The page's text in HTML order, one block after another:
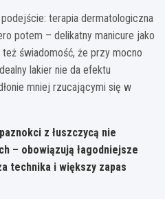
terapia dermatologiczna
potem – delikatny manicure jako
świadomość, że przy mocno
lakier nie da efektu
mniej rzucającymi się w
paznokci z łuszczycą nie
– obowiązują łagodniejsze
technika i większy zapas